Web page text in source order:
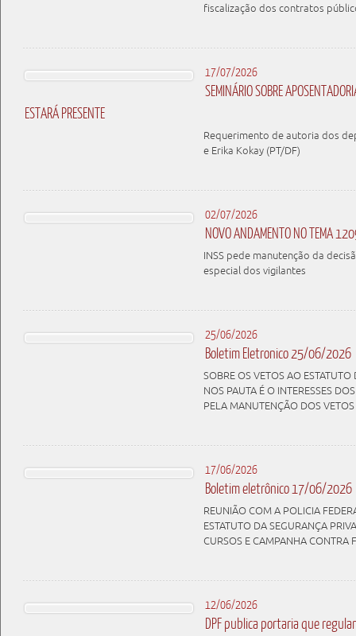
fiscalização dos contratos
17/07/2026
SEMINÁRIO SOBRE
ESTARÁ PRESENTE
Requerimento de autoria dos
e Erika Kokay (PT/DF)
02/07/2026
NOVO ANDAMENTO NO TEMA
INSS pede manutenção da
especial dos vigilantes
25/06/2026
Boletim Eletronico 25/06/2026
SOBRE OS VETOS AO
NOS PAUTA É O INTERESSES
PELA MANUTENÇÃO DOS VETOS
17/06/2026
Boletim eletrônico 17/06/2026
REUNIÃO COM A POLICIA
ESTATUTO DA SEGURANÇA
CURSOS E CAMPANHA CONTRA
12/06/2026
DPF publica portaria que